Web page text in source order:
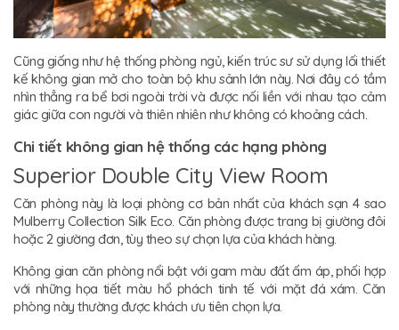
Cũng giống như hệ thống phòng ngủ, kiến trúc sư sử dụng lối thiết
kế không gian mở cho toàn bộ khu sảnh lớn này. Nơi đây có tầm
nhìn thẳng ra bể bơi ngoài trời và được nối liền với nhau tạo cảm
giác giữa con người và thiên nhiên như không có khoảng cách.
Chi tiết không gian hệ thống các hạng phòng
Superior Double City View Room
Căn phòng này là loại phòng cơ bản nhất của khách sạn 4 sao
Mulberry Collection Silk Eco. Căn phòng được trang bị giường đôi
hoặc 2 giường đơn, tùy theo sự chọn lựa của khách hàng.
Không gian căn phòng nổi bật với gam màu đất ấm áp, phối hợp
với những họa tiết màu hổ phách tinh tế với mặt đá xám. Căn
phòng này thường được khách ưu tiên chọn lựa.